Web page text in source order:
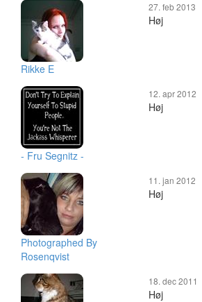
Rikke E
27. feb 2013
Høj
- Fru Segnitz -
12. apr 2012
Høj
Photographed By
Rosenqvist
11. jan 2012
Høj
18. dec 2011
Høj